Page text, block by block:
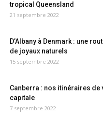
tropical Queensland
21 septembre 2022
D’Albany à Denmark : une
de joyaux naturels
15 septembre 2022
Canberra : nos itinéraires de
capitale
7 septembre 2022